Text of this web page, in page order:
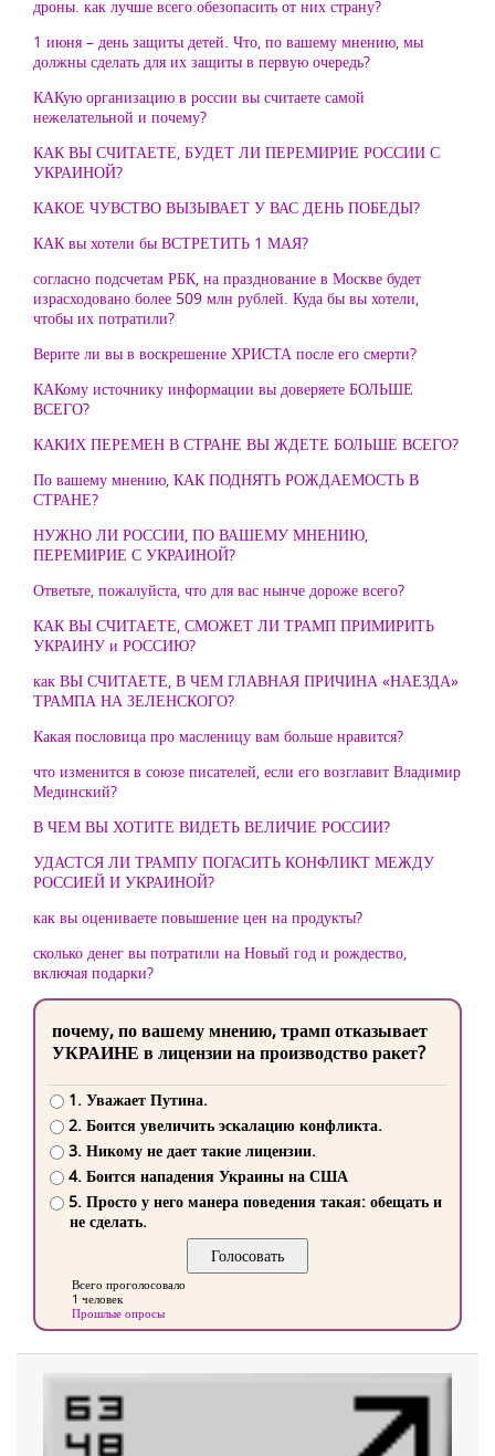
дроны. как лучше всего обезопасить от них страну?
1 июня – день защиты детей. Что, по вашему мнению, мы
должны сделать для их защиты в первую очередь?
КАКую организацию в россии вы считаете самой
нежелательной и почему?
КАК ВЫ СЧИТАЕТЕ, БУДЕТ ЛИ ПЕРЕМИРИЕ РОССИИ С
УКРАИНОЙ?
КАКОЕ ЧУВСТВО ВЫЗЫВАЕТ У ВАС ДЕНЬ ПОБЕДЫ?
КАК вы хотели бы ВСТРЕТИТЬ 1 МАЯ?
согласно подсчетам РБК, на празднование в Москве будет
израсходовано более 509 млн рублей. Куда бы вы хотели,
чтобы их потратили?
Верите ли вы в воскрешение ХРИСТА после его смерти?
КАКому источнику информации вы доверяете БОЛЬШЕ
ВСЕГО?
КАКИХ ПЕРЕМЕН В СТРАНЕ ВЫ ЖДЕТЕ БОЛЬШЕ ВСЕГО?
По вашему мнению, КАК ПОДНЯТЬ РОЖДАЕМОСТЬ В
СТРАНЕ?
НУЖНО ЛИ РОССИИ, ПО ВАШЕМУ МНЕНИЮ,
ПЕРЕМИРИЕ С УКРАИНОЙ?
Ответьте, пожалуйста, что для вас нынче дороже всего?
КАК ВЫ СЧИТАЕТЕ, СМОЖЕТ ЛИ ТРАМП ПРИМИРИТЬ
УКРАИНУ и РОССИЮ?
как ВЫ СЧИТАЕТЕ, В ЧЕМ ГЛАВНАЯ ПРИЧИНА «НАЕЗДА»
ТРАМПА НА ЗЕЛЕНСКОГО?
Какая пословица про масленицу вам больше нравится?
что изменится в союзе писателей, если его возглавит Владимир
Мединский?
В ЧЕМ ВЫ ХОТИТЕ ВИДЕТЬ ВЕЛИЧИЕ РОССИИ?
УДАСТСЯ ЛИ ТРАМПУ ПОГАСИТЬ КОНФЛИКТ МЕЖДУ
РОССИЕЙ И УКРАИНОЙ?
как вы оцениваете повышение цен на продукты?
сколько денег вы потратили на Новый год и рождество,
включая подарки?
почему, по вашему мнению, трамп отказывает
УКРАИНЕ в лицензии на производство ракет?
1. Уважает Путина.
2. Боится увеличить эскалацию конфликта.
3. Никому не дает такие лицензии.
4. Боится нападения Украины на США
5. Просто у него манера поведения такая: обещать и
не сделать.
Всего проголосовало
1 человек
Прошлые опросы